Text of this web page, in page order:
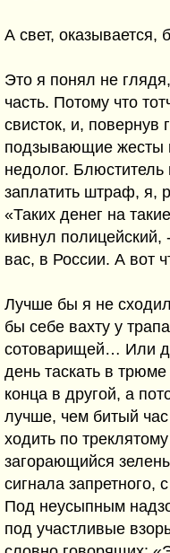
А свет,
Это я понял не
часть. Потому что
свисток, и, повернув
подзывающие жесты
недолог.
заплатить штраф, я,
«Таких денег на
кивнул полицейский,
вас, в России. А вот
Лучше бы я не
бы себе вахту у
сотоварищей… Или
день таскать в
конца в другой, а
лучше, чем битый
ходить по
загорающийся
сигнала запретного,
Под неусыпным
под участливые